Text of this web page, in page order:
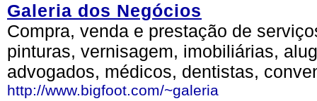
Galeria dos Negócios
Compra, venda e prestação de
pinturas, vernisagem, imobiliárias,
advogados, médicos, dentistas,
http://www.bigfoot.com/~galeria